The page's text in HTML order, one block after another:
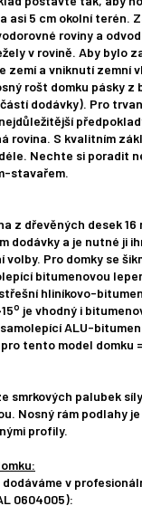
asi 5 cm okolní terén.
roviny a
v rovině. Aby bylo
zemí a vniknutí zemní
rošt domku pásky z
dodávky). Pro
rovina. S kvalitním
Nechte si poradit
stavařem.
z dřevěných desek 16
dodávky a je nutné ji
Pro domky se
bitumenovou
hliníkovo-
o je vhodný i
ALU-
tento model domku
smrkových palubek síly
Nosný rám podlahy
profily.
v
0604005):